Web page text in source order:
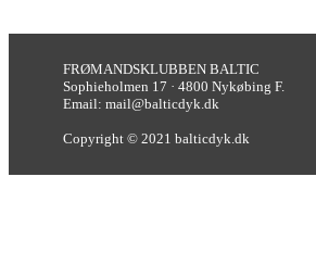
FRØMANDSKLUBBEN BALTIC
Sophieholmen 17 · 4800 Nykøbing F.
Email: mail@balticdyk.dk
Copyright © 2021 balticdyk.dk